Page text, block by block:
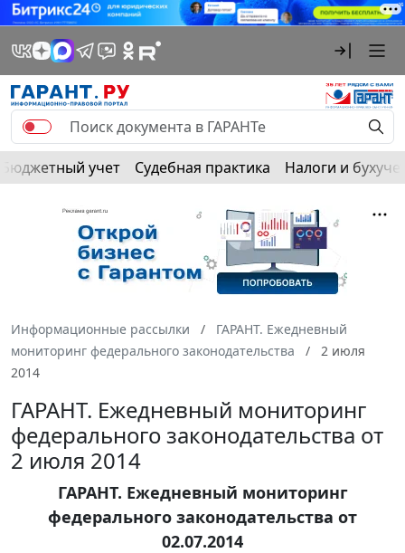
Бюджетный учет Судебная практика Налоги и
Информационные рассылки
ГАРАНТ. Ежедневный
мониторинг федерального законодательства
2 июля
2014
ГАРАНТ. Ежедневный мониторинг
федерального законодательства от
2 июля 2014
ГАРАНТ. Ежедневный мониторинг
федерального законодательства от
02.07.2014